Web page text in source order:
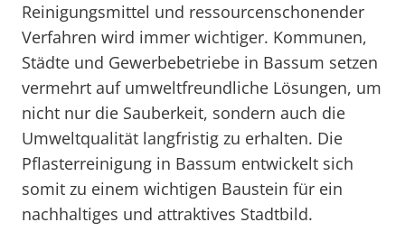
Reinigungsmittel und ressourcenschonender
Verfahren wird immer wichtiger. Kommunen,
Städte und Gewerbebetriebe in Bassum setzen
vermehrt auf umweltfreundliche Lösungen, um
nicht nur die Sauberkeit, sondern auch die
Umweltqualität langfristig zu erhalten. Die
Pflasterreinigung in Bassum entwickelt sich
somit zu einem wichtigen Baustein für ein
nachhaltiges und attraktives Stadtbild.